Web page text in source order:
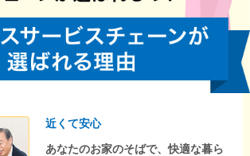
近くて安心
あなたのお家のそばで、快適な暮ら